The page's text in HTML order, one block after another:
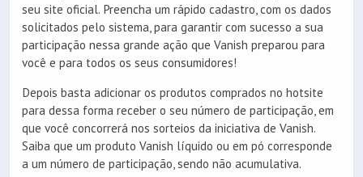
seu site oficial. Preencha um rápido cadastro, com os dados
solicitados pelo sistema, para garantir com sucesso a sua
participação nessa grande ação que Vanish preparou para
você e para todos os seus consumidores!
Depois basta adicionar os produtos comprados no hotsite
para dessa forma receber o seu número de participação, em
que você concorrerá nos sorteios da iniciativa de Vanish.
Saiba que um produto Vanish líquido ou em pó corresponde
a um número de participação, sendo não acumulativa.